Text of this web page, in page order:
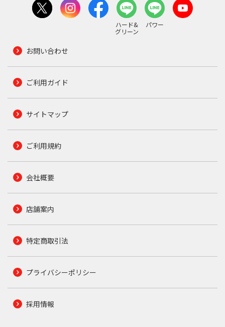
ハード&
グリーン
パワー
お問い合わせ
ご利用ガイド
サイトマップ
ご利用規約
会社概要
店舗案内
特定商取引法
プライバシーポリシー
採用情報